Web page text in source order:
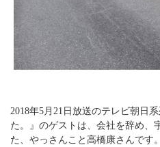
2018年5月21日放送のテレビ朝日
た。』のゲストは、会社を辞め、
た、やっさんこと高橋康さんです。